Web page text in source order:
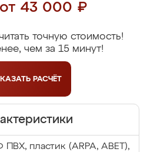
43 000 ₽
точную стоимость!
чем за 15 минут!
РАСЧЁТ
пластик (ARPA, ABET),